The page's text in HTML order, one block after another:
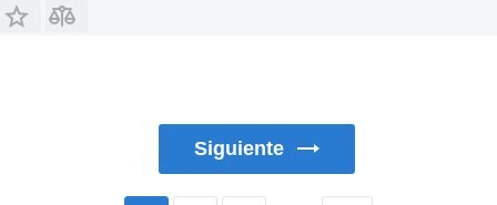
Siguiente